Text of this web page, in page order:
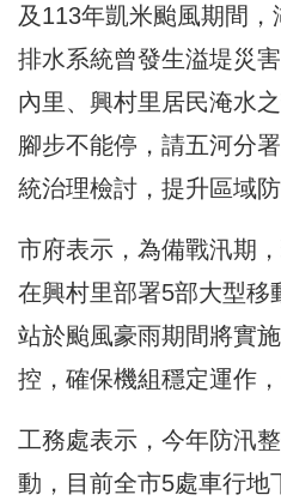
及113年凱米颱風期間，
排水系統曾發生溢堤災
內里、興村里居民淹水
腳步不能停，請五河分
統治理檢討，提升區域防
市府表示，為備戰汛期
在興村里部署5部大型移
站於颱風豪雨期間將實
控，確保機組穩定運作
工務處表示，今年防汛
動，目前全市5處車行地